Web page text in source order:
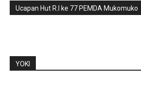
Ucapan Hut R.I ke 77 PEMDA Mukomuko
YOKI